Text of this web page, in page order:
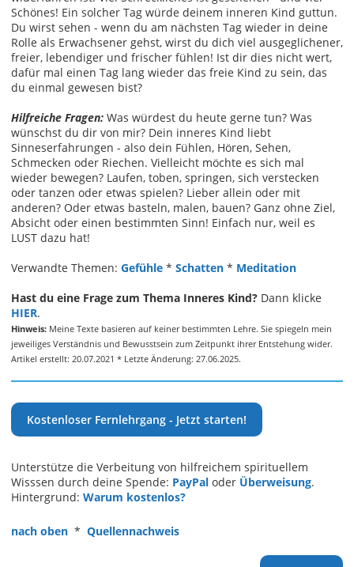
Schönes! Ein solcher Tag würde deinem inneren Kind guttun.
Du wirst sehen - wenn du am nächsten Tag wieder in deine
Rolle als Erwachsener gehst, wirst du dich viel ausgeglichener,
freier, lebendiger und frischer fühlen! Ist dir dies nicht wert,
dafür mal einen Tag lang wieder das freie Kind zu sein, das
du einmal gewesen bist?
Hilfreiche Fragen: Was würdest du heute gerne tun? Was
wünschst du dir von mir? Dein inneres Kind liebt
Sinneserfahrungen - also dein Fühlen, Hören, Sehen,
Schmecken oder Riechen. Vielleicht möchte es sich mal
wieder bewegen? Laufen, toben, springen, sich verstecken
oder tanzen oder etwas spielen? Lieber allein oder mit
anderen? Oder etwas basteln, malen, bauen? Ganz ohne Ziel,
Absicht oder einen bestimmten Sinn! Einfach nur, weil es
LUST dazu hat!
Verwandte Themen: Gefühle * Schatten * Meditation
Hast du eine Frage zum Thema Inneres Kind? Dann klicke
HIER.
Hinweis: Meine Texte basieren auf keiner bestimmten Lehre. Sie spiegeln mein
jeweiliges Verständnis und Bewusstsein zum Zeitpunkt ihrer Entstehung wider.
Artikel erstellt: 20.07.2021 * Letzte Änderung: 27.06.2025.
Kostenloser Fernlehrgang - Jetzt starten!
Unterstütze die Verbeitung von hilfreichem spirituellem
Wisssen durch deine Spende: PayPal oder Überweisung.
Hintergrund: Warum kostenlos?
nach oben * Quellennachweis